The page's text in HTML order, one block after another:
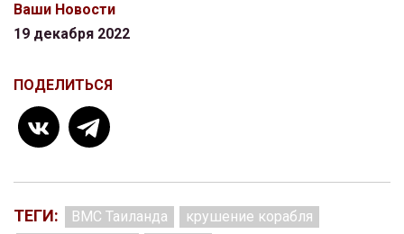
Ваши Новости
19 декабря 2022
ПОДЕЛИТЬСЯ
ТЕГИ: ВМС Таиланда
крушение корабля